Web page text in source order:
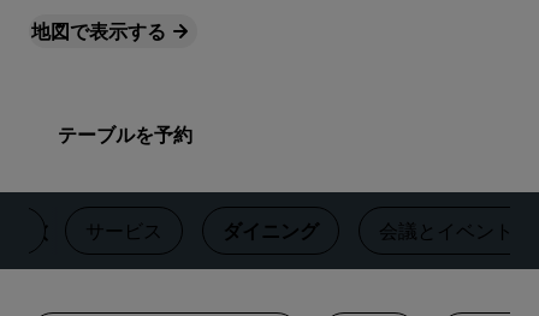
地図で表示する
テーブルを予約
サービス ダイニング ‌会議とイベント